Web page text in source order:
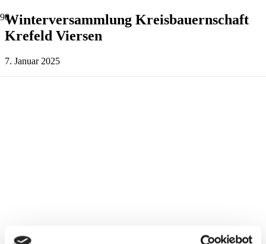
Winterversammlung Kreisbauernschaft
Krefeld Viersen
7. Januar 2025